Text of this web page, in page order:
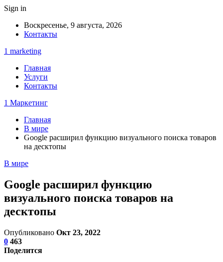
Sign in
Воскресенье, 9 августа, 2026
Контакты
1 marketing
Главная
Услуги
Контакты
1 Маркетинг
Главная
В мире
Google расширил функцию визуального поиска товаров
на десктопы
В мире
Google расширил функцию
визуального поиска товаров на
десктопы
Опубликовано Окт 23, 2022
0 463
Поделится